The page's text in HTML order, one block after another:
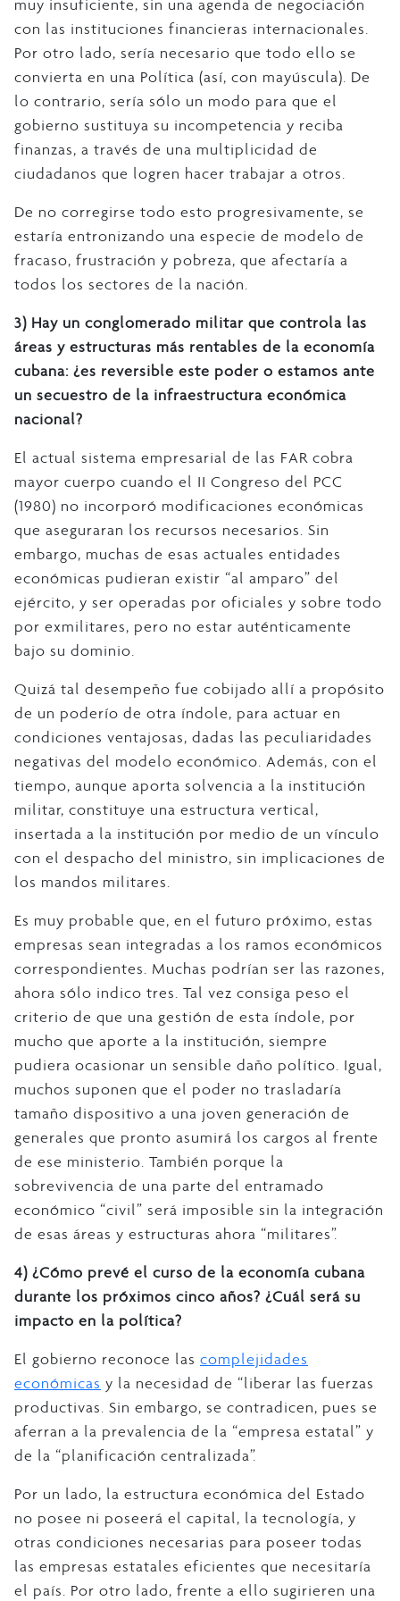
muy insuficiente, sin una agenda de negociación
con las instituciones financieras internacionales.
Por otro lado, sería necesario que todo ello se
convierta en una Política (así, con mayúscula). De
lo contrario, sería sólo un modo para que el
gobierno sustituya su incompetencia y reciba
finanzas, a través de una multiplicidad de
ciudadanos que logren hacer trabajar a otros.
De no corregirse todo esto progresivamente, se
estaría entronizando una especie de modelo de
fracaso, frustración y pobreza, que afectaría a
todos los sectores de la nación.
3) Hay un conglomerado militar que controla las
áreas y estructuras más rentables de la economía
cubana: ¿es reversible este poder o estamos ante
un secuestro de la infraestructura económica
nacional?
El actual sistema empresarial de las FAR cobra
mayor cuerpo cuando el II Congreso del PCC
(1980) no incorporó modificaciones económicas
que aseguraran los recursos necesarios. Sin
embargo, muchas de esas actuales entidades
económicas pudieran existir “al amparo” del
ejército, y ser operadas por oficiales y sobre todo
por exmilitares, pero no estar auténticamente
bajo su dominio.
Quizá tal desempeño fue cobijado allí a propósito
de un poderío de otra índole, para actuar en
condiciones ventajosas, dadas las peculiaridades
negativas del modelo económico. Además, con el
tiempo, aunque aporta solvencia a la institución
militar, constituye una estructura vertical,
insertada a la institución por medio de un vínculo
con el despacho del ministro, sin implicaciones de
los mandos militares.
Es muy probable que, en el futuro próximo, estas
empresas sean integradas a los ramos económicos
correspondientes. Muchas podrían ser las razones,
ahora sólo indico tres. Tal vez consiga peso el
criterio de que una gestión de esta índole, por
mucho que aporte a la institución, siempre
pudiera ocasionar un sensible daño político. Igual,
muchos suponen que el poder no trasladaría
tamaño dispositivo a una joven generación de
generales que pronto asumirá los cargos al frente
de ese ministerio. También porque la
sobrevivencia de una parte del entramado
económico “civil” será imposible sin la integración
de esas áreas y estructuras ahora “militares”.
4) ¿Cómo prevé el curso de la economía cubana
durante los próximos cinco años? ¿Cuál será su
impacto en la política?
El gobierno reconoce las complejidades
económicas y la necesidad de “liberar las fuerzas
productivas. Sin embargo, se contradicen, pues se
aferran a la prevalencia de la “empresa estatal” y
de la “planificación centralizada”.
Por un lado, la estructura económica del Estado
no posee ni poseerá el capital, la tecnología, y
otras condiciones necesarias para poseer todas
las empresas estatales eficientes que necesitaría
el país. Por otro lado, frente a ello sugirieren una